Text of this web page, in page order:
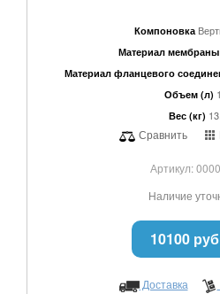
Компоновка
Материал мембраны
Материал фланцевого
Объем (л)
Вес (кг)
Сравнить
Артикул:
Наличие
10100 руб
Доставка